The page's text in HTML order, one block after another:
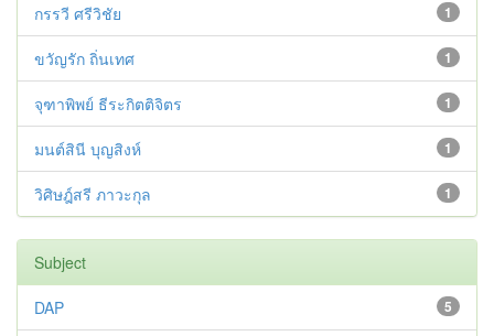
1
กรรวี ศรีวิชัย
1
ขวัญรัก ถิ่นเทศ
1
จุฑาพิพย์ ธีระกิตติจิตร
1
มนต์สินี บุญสิงห์
1
วิศิษฎ์สรี ภาวะกุล
Subject
5
DAP